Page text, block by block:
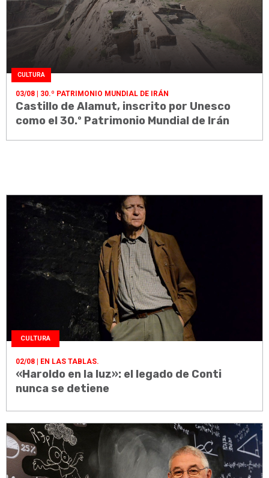
CULTURA
03/08 | 30.º PATRIMONIO MUNDIAL DE IRÁN
Castillo de Alamut, inscrito por Unesco
como el 30.º Patrimonio Mundial de Irán
CULTURA
02/08 | EN LAS TABLAS.
«Haroldo en la luz»: el legado de Conti
nunca se detiene